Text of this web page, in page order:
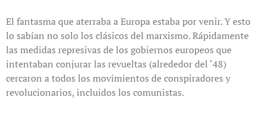
El fantasma que aterraba a Europa estaba por venir. Y esto
lo sabían no solo los clásicos del marxismo. Rápidamente
las medidas represivas de los gobiernos europeos que
intentaban conjurar las revueltas (alrededor del ‘48)
cercaron a todos los movimientos de conspiradores y
revolucionarios, incluidos los comunistas.